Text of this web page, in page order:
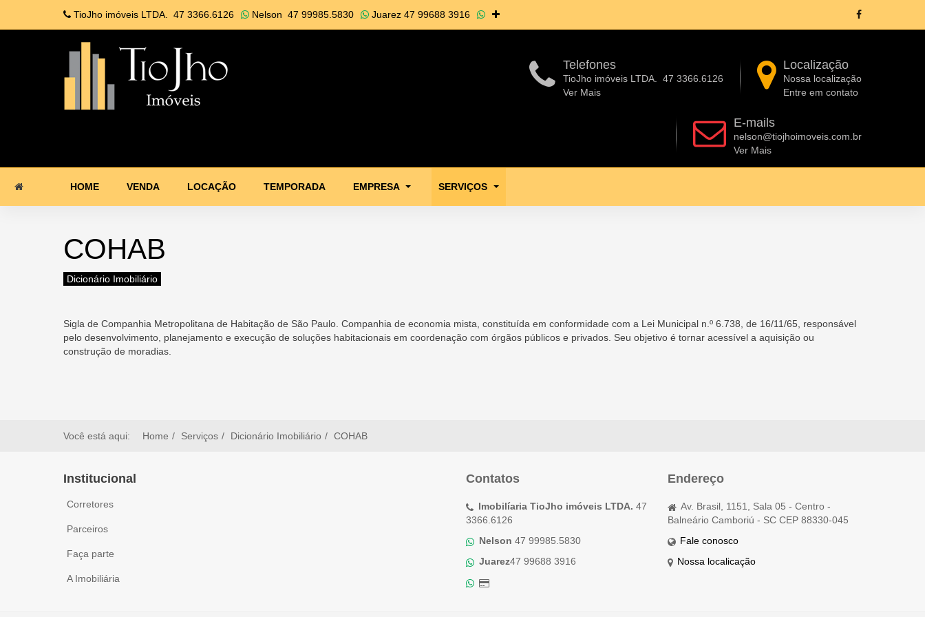
TioJho imóveis LTDA. 47 3366.6126 Nelson 47 99985.5830 Juarez 47 99688 3916
Telefones
TioJho imóveis LTDA.
47 3366.6126
Ver Mais
Localização
Nossa localização
Entre em contato
E-mails
nelson@tiojhoimoveis.com.br
Ver Mais
HOME VENDA LOCAÇÃO TEMPORADA EMPRESA SERVIÇOS
COHAB
Dicionário Imobiliário
Sigla de Companhia Metropolitana de Habitação de São Paulo. Companhia de economia mista, constituída em conformidade com a Lei Municipal n.º 6.738, de 16/11/65, responsável
pelo desenvolvimento, planejamento e execução de soluções habitacionais em coordenação com órgãos públicos e privados. Seu objetivo é tornar acessível a aquisição ou
construção de moradias.
Você está aqui: Home Serviços Dicionário Imobiliário COHAB
Institucional
Corretores
Parceiros
Faça parte
A Imobiliária
Contatos
Imobilíaria TioJho imóveis LTDA. 47
3366.6126
Nelson 47 99985.5830
Juarez47 99688 3916
Endereço
Av. Brasil, 1151, Sala 05 - Centro -
Balneário Camboriú - SC CEP 88330-045
Fale conosco
Nossa localicação